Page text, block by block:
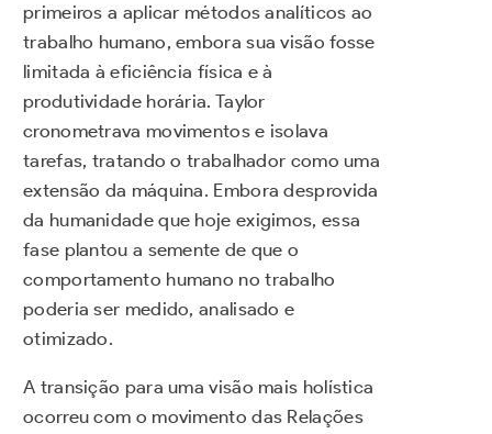
primeiros a aplicar métodos analíticos ao
trabalho humano, embora sua visão fosse
limitada à eficiência física e à
produtividade horária. Taylor
cronometrava movimentos e isolava
tarefas, tratando o trabalhador como uma
extensão da máquina. Embora desprovida
da humanidade que hoje exigimos, essa
fase plantou a semente de que o
comportamento humano no trabalho
poderia ser medido, analisado e
otimizado.
A transição para uma visão mais holística
ocorreu com o movimento das Relações